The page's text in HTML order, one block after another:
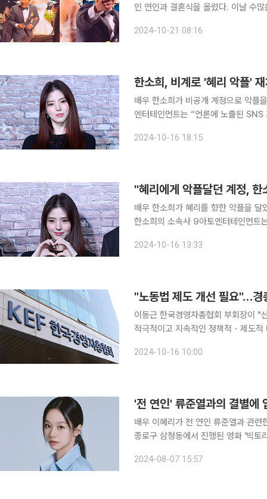
인 연인과 결혼식을 올렸다. 이날 수많은 연예인 하객이 참석한 만큼, 스타들의 사회관계망서비스
코미디언 전유성, 사회는 절친한 남창
2024-10-21 08:16
한소희, 비계로 '혜리 악플'
배우 한소희가 비공개 계정으로 악플을 달았다는
엔터테인먼트는 “언론에 노출된
정으로 가수이자 배우 혜리의 SNS에
2024-10-16 18:15
"혜리에게 악플달던 계정,
배우 한소희가 혜리를 향한 악플을 달
한소희의 소속사 9아토엔터테인먼트
잉 목록 중 한 계정이 혜리에게 지속
2024-10-16 13:33
"노동법 제도 개선 필요"…경
이동근 한국경영자총협회 부회장이 "
적극적이고 지속적인 정책적・제도적 대응이 매우
리한 관행이 점차 개선되고, 근로손
2024-10-16 10:00
'전 연인' 류준열과의 결별에
배우 이혜리가 전 연인 류준열과 관련한 이슈
종로구 삼청동에서 진행된 영화 '빅토
이혜리는 극 중 힙합을 사랑하는 소녀
2024-08-07 15:57